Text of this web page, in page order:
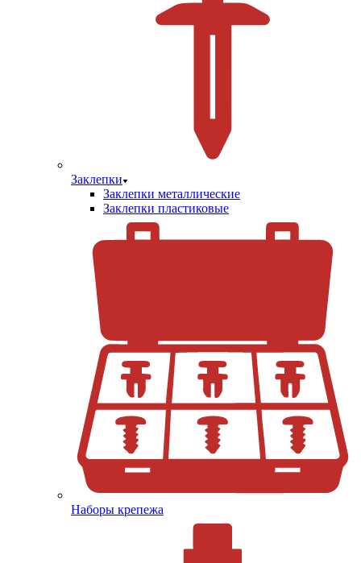
Заклепки
Заклепки металлические
Заклепки пластиковые
Наборы крепежа